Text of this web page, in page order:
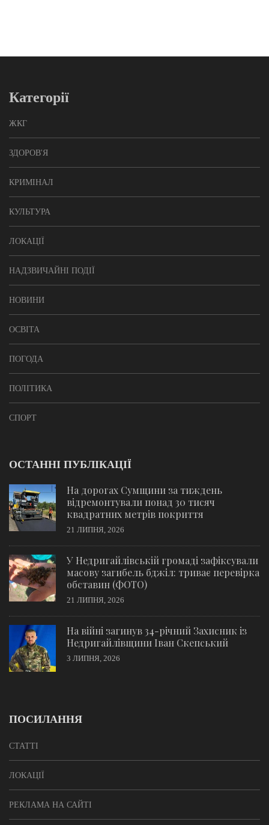
Категорії
ЖКГ
ЗДОРОВ'Я
КРИМІНАЛ
КУЛЬТУРА
ЛОКАЦІЇ
НАДЗВИЧАЙНІ ПОДІЇ
НОВИНИ
ОСВІТА
ПОГОДА
ПОЛІТИКА
СПОРТ
ОСТАННІ ПУБЛІКАЦІЇ
На дорогах Сумщини за тиждень
відремонтували понад 30 тисяч
квадратних метрів покриття
21 ЛИПНЯ, 2026
У Недригайлівській громаді зафіксували
масову загибель бджіл: триває перевірка
обставин (ФОТО)
21 ЛИПНЯ, 2026
На війні загинув 34-річний Захисник із
Недригайлівщини Іван Скепський
3 ЛИПНЯ, 2026
ПОСИЛАННЯ
СТАТТІ
ЛОКАЦІЇ
РЕКЛАМА НА САЙТІ